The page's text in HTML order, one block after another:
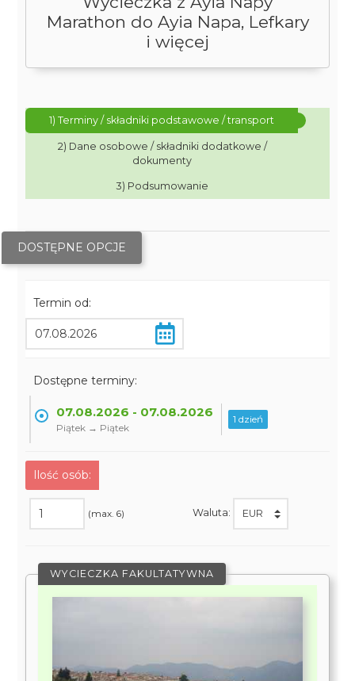
Marathon do Ayia Napa, Lefkary
i więcej
1) Terminy / składniki podstawowe / transport
2) Dane osobowe / składniki dodatkowe /
dokumenty
3) Podsumowanie
DOSTĘPNE OPCJE
Termin od:
Dostępne terminy:
07.08.2026 - 07.08.2026
Piątek → Piątek
1 dzień
Ilość osób:
(max. 6) Waluta:
WYCIECZKA FAKULTATYWNA